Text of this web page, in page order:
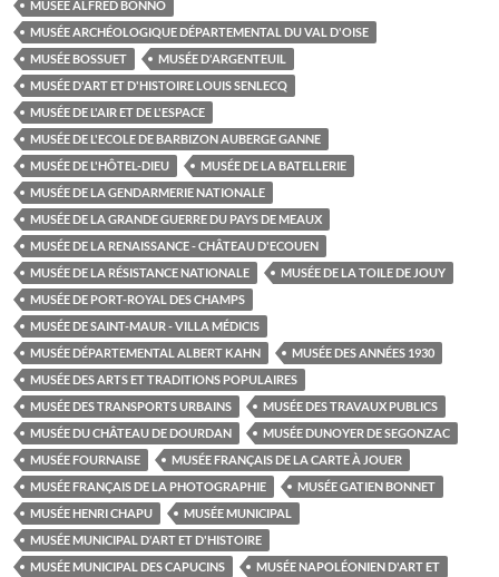
MUSÉE ALFRED BONNO
MUSÉE ARCHÉOLOGIQUE DÉPARTEMENTAL DU VAL D'OISE
MUSÉE BOSSUET
MUSÉE D'ARGENTEUIL
MUSÉE D'ART ET D'HISTOIRE LOUIS SENLECQ
MUSÉE DE L'AIR ET DE L'ESPACE
MUSÉE DE L'ECOLE DE BARBIZON AUBERGE GANNE
MUSÉE DE L'HÔTEL-DIEU
MUSÉE DE LA BATELLERIE
MUSÉE DE LA GENDARMERIE NATIONALE
MUSÉE DE LA GRANDE GUERRE DU PAYS DE MEAUX
MUSÉE DE LA RENAISSANCE - CHÂTEAU D'ECOUEN
MUSÉE DE LA RÉSISTANCE NATIONALE
MUSÉE DE LA TOILE DE JOUY
MUSÉE DE PORT-ROYAL DES CHAMPS
MUSÉE DE SAINT-MAUR - VILLA MÉDICIS
MUSÉE DÉPARTEMENTAL ALBERT KAHN
MUSÉE DES ANNÉES 1930
MUSÉE DES ARTS ET TRADITIONS POPULAIRES
MUSÉE DES TRANSPORTS URBAINS
MUSÉE DES TRAVAUX PUBLICS
MUSÉE DU CHÂTEAU DE DOURDAN
MUSÉE DUNOYER DE SEGONZAC
MUSÉE FOURNAISE
MUSÉE FRANÇAIS DE LA CARTE À JOUER
MUSÉE FRANÇAIS DE LA PHOTOGRAPHIE
MUSÉE GATIEN BONNET
MUSÉE HENRI CHAPU
MUSÉE MUNICIPAL
MUSÉE MUNICIPAL D'ART ET D'HISTOIRE
MUSÉE MUNICIPAL DES CAPUCINS
MUSÉE NAPOLÉONIEN D'ART ET